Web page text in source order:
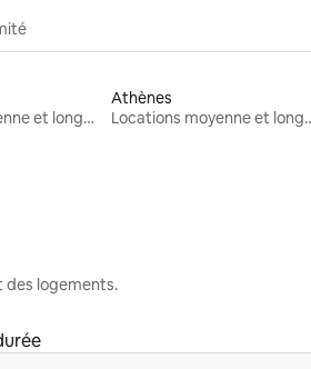
Locations moyenne et longue durée
Athènes
Locations
des logements.